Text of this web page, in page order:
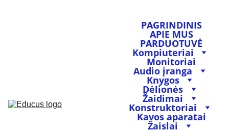
PAGRINDINIS
APIE MUS
PARDUOTUVĖ
Kompiuteriai
Monitoriai
Audio įranga
Knygos
Dėlionės
Žaidimai
Konstruktoriai
Kavos aparatai
Žaislai